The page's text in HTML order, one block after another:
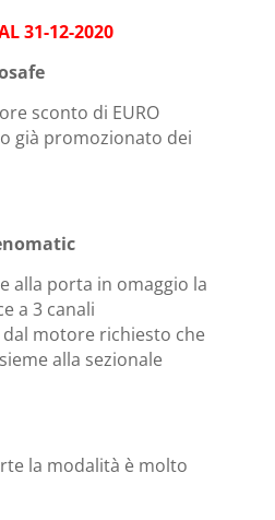
31-12-2020
sconto di EURO
già promozionato dei
alla porta in omaggio la
a 3 canali
motore richiesto che
alla sezionale
la modalità è molto